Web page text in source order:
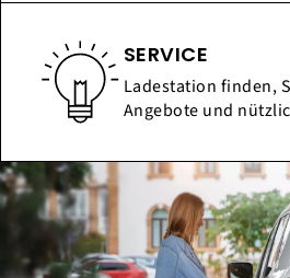
SERVICE
Ladestation finden,
Angebote und